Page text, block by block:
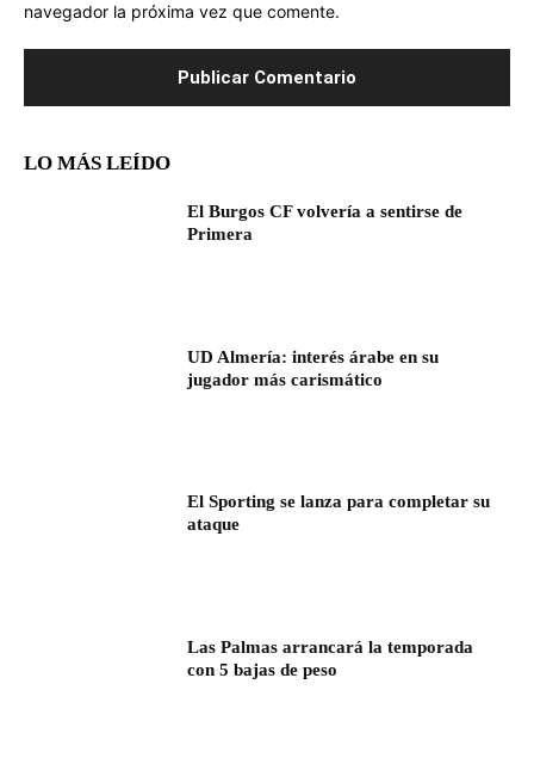
navegador la próxima vez que comente.
LO MÁS LEÍDO
El Burgos CF volvería a sentirse de
Primera
UD Almería: interés árabe en su
jugador más carismático
El Sporting se lanza para completar su
ataque
Las Palmas arrancará la temporada
con 5 bajas de peso